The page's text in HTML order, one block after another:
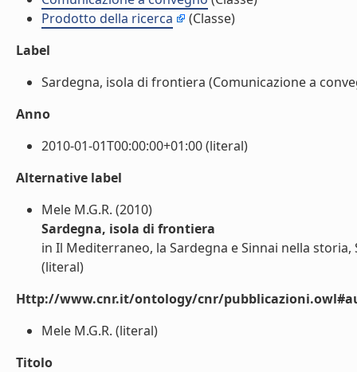
Prodotto della ricerca
(Classe)
Label
Sardegna, isola di frontiera (Comunicazione a
Anno
2010-01-01T00:00:00+01:00 (literal)
Alternative label
Mele M.G.R. (2010)
Sardegna, isola di frontiera
in Il Mediterraneo, la Sardegna e Sinnai nella storia,
(literal)
Http://www.cnr.it/ontology/cnr/
Mele M.G.R. (literal)
Titolo